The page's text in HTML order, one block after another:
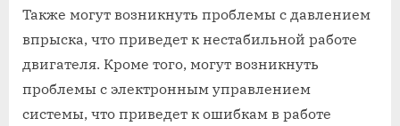
Также могут возникнуть проблемы с давлением
впрыска, что приведет к нестабильной работе
двигателя. Кроме того, могут возникнуть
проблемы с электронным управлением
системы, что приведет к ошибкам в работе